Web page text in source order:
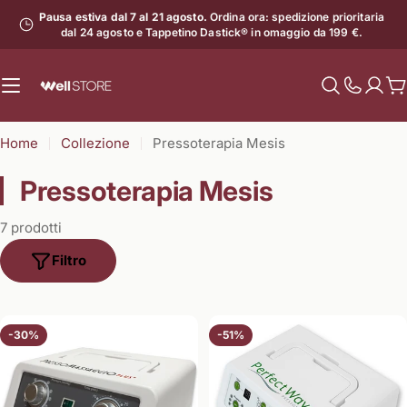
contenuto
Pausa estiva dal 7 al 21 agosto. Ordina ora: spedizione prioritaria
dal 24 agosto e Tappetino Dastick® in omaggio da 199 €.
il
Home Collezione Pressoterapia Mesis
Pressoterapia Mesis
7 prodotti
Filtro
-30% -51%